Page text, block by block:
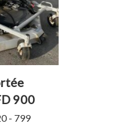
900
- 799